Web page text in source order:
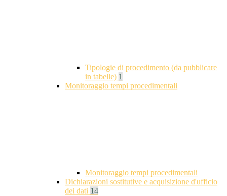
Tipologie di procedimento (da pubblicare
in tabelle) 1
Monitoraggio tempi procedimentali
Monitoraggio tempi procedimentali
Dichiarazioni sostitutive e acquisizione d'ufficio
dei dati 14